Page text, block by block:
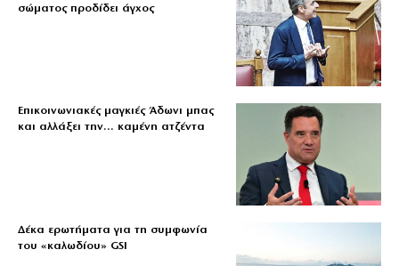
σώματος προδίδει άγχος
Επικοινωνιακές μαγκιές Άδωνι μπας
και αλλάξει την… καμένη ατζέντα
Δέκα ερωτήματα για τη συμφωνία
του «καλωδίου» GSI